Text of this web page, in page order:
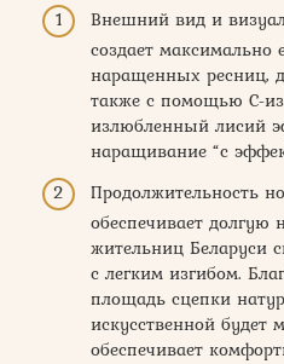
Внешний вид и
создает максимально
наращенных ресниц,
также с помощью С-
излюбленный лисий
наращивание “с
Продолжительность
обеспечивает долгую
жительниц Беларуси
с легким изгибом.
площадь сцепки
искусственной будет
обеспечивает